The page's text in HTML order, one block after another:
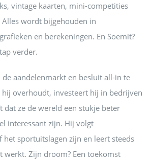
vintage kaarten, mini-competities
wordt bijgehouden in
en berekeningen. En Soemit?
verder.
aandelenmarkt en besluit all-in te
hij overhoudt, investeert hij in bedrijven
dat ze de wereld een stukje beter
interessant zijn. Hij volgt
het sportuitslagen zijn en leert steeds
werkt. Zijn droom? Een toekomst